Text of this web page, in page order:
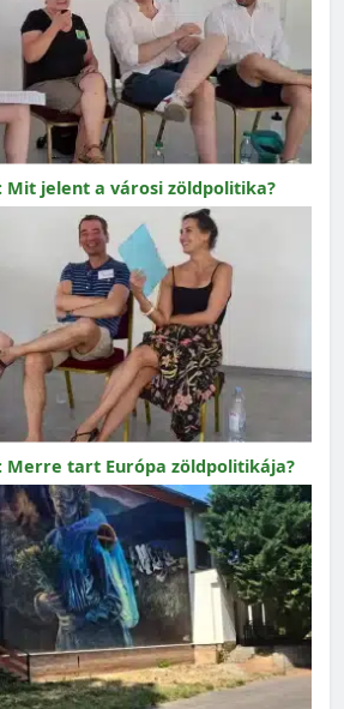
Mit jelent a városi zöldpolitika?
Merre tart Európa zöldpolitikája?